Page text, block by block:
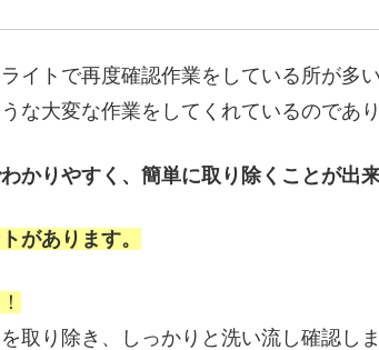
イトで再度確認作業をしている所が多い
な大変な作業をしてくれているのであ
かりやすく、簡単に取り除くことが出来
があります。
取り除き、しっかりと洗い流し確認しま